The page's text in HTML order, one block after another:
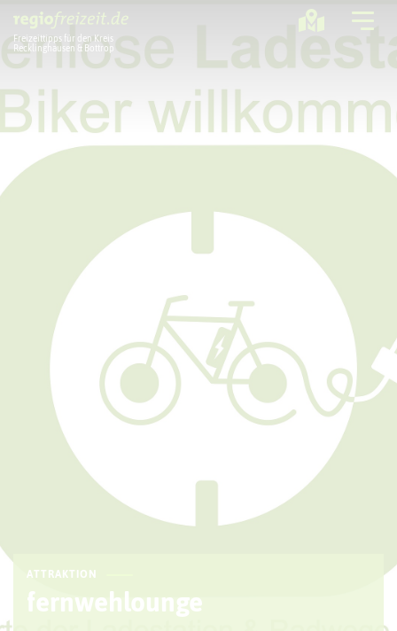
Freizeittipps für den Kreis
Recklinghausen & Bottrop
Ausflugstipps
Sport + Bewegung
Freizeitregion
ATTRAKTION
fernwehlounge